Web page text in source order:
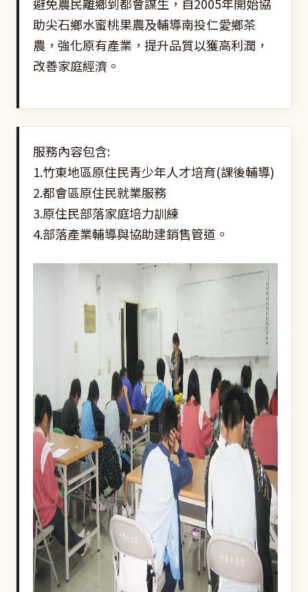
助尖石鄉水蜜桃果農及輔導南投仁愛鄉茶
農，強化原有產業，提升品質以獲高利潤，
改善家庭經濟。
服務內容包含:
1.竹東地區原住民青少年人才培育(課後輔導)
2.都會區原住民就業服務
3.原住民部落家庭培力訓練
4.部落產業輔導與協助建銷售管道。